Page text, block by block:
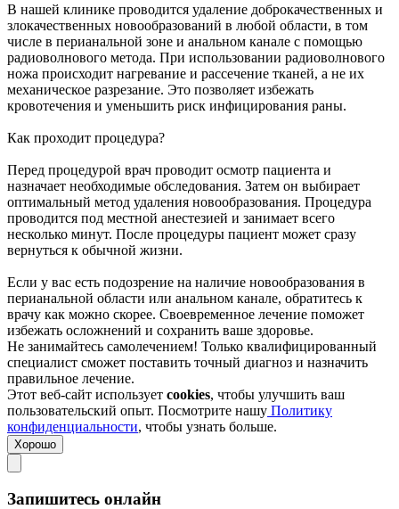
В нашей клинике проводится удаление доброкачественных и
злокачественных новообразований в любой области, в том
числе в перианальной зоне и анальном канале с помощью
радиоволнового метода. При использовании радиоволнового
ножа происходит нагревание и рассечение тканей, а не их
механическое разрезание. Это позволяет избежать
кровотечения и уменьшить риск инфицирования раны.
Как проходит процедура?
Перед процедурой врач проводит осмотр пациента и
назначает необходимые обследования. Затем он выбирает
оптимальный метод удаления новообразования. Процедура
проводится под местной анестезией и занимает всего
несколько минут. После процедуры пациент может сразу
вернуться к обычной жизни.
Если у вас есть подозрение на наличие новообразования в
перианальной области или анальном канале, обратитесь к
врачу как можно скорее. Своевременное лечение поможет
избежать осложнений и сохранить ваше здоровье.
Не занимайтесь самолечением! Только квалифицированный
специалист сможет поставить точный диагноз и назначить
правильное лечение.
Этот веб-сайт использует cookies, чтобы улучшить ваш
пользовательский опыт. Посмотрите нашу Политику
конфиденциальности, чтобы узнать больше.
Хорошо
Запишитесь онлайн